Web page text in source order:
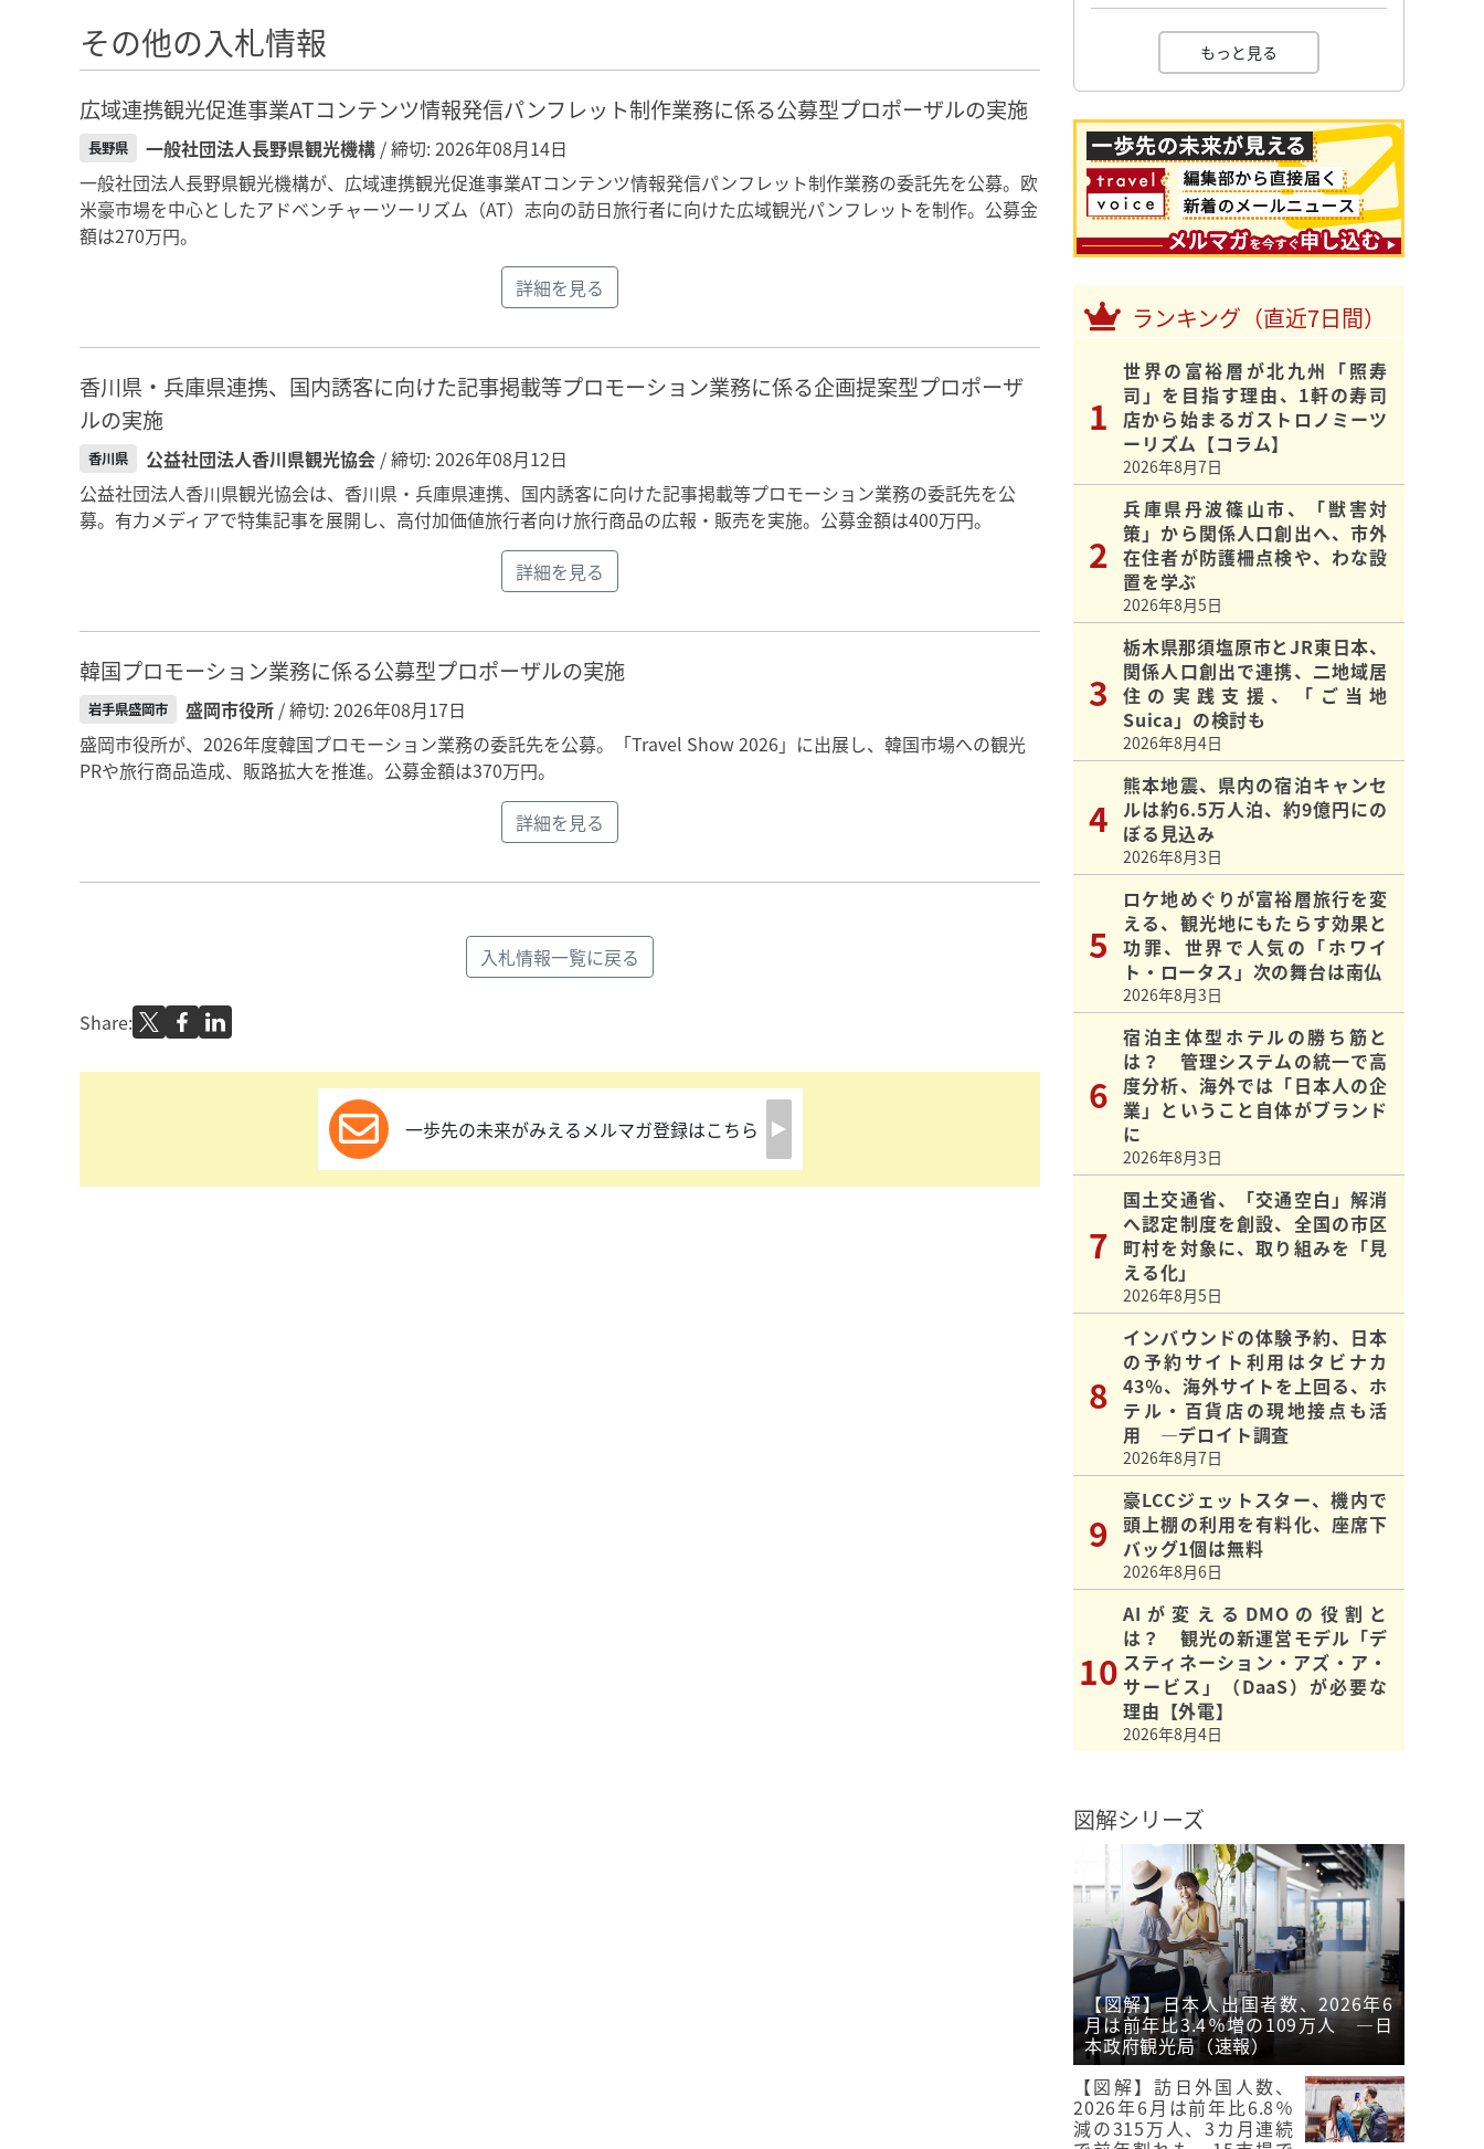
その他の入札情報
広域連携観光促進事業ATコンテンツ情報発信パンフレット制作業務に係る公募型プロポーザルの実施
長野県 一般社団法人長野県観光機構 / 締切: 2026年08月14日
一般社団法人長野県観光機構が、広域連携観光促進事業ATコンテンツ情報発信パンフレット制作業務の委託先を公募。欧
米豪市場を中心としたアドベンチャーツーリズム（AT）志向の訪日旅行者に向けた広域観光パンフレットを制作。公募金
額は270万円。
詳細を見る
香川県・兵庫県連携、国内誘客に向けた記事掲載等プロモーション業務に係る企画提案型プロポーザ
ルの実施
香川県 公益社団法人香川県観光協会 / 締切: 2026年08月12日
公益社団法人香川県観光協会は、香川県・兵庫県連携、国内誘客に向けた記事掲載等プロモーション業務の委託先を公
募。有力メディアで特集記事を展開し、高付加価値旅行者向け旅行商品の広報・販売を実施。公募金額は400万円。
詳細を見る
韓国プロモーション業務に係る公募型プロポーザルの実施
岩手県盛岡市 盛岡市役所 / 締切: 2026年08月17日
盛岡市役所が、2026年度韓国プロモーション業務の委託先を公募。「Travel Show 2026」に出展し、韓国市場への観光
PRや旅行商品造成、販路拡大を推進。公募金額は370万円。
詳細を見る
入札情報一覧に戻る
Share:
一歩先の未来がみえるメルマガ登録はこちら
もっと見る
ランキング（直近7日間）
世界の富裕層が北九州「照寿
司」を目指す理由、1軒の寿司
店から始まるガストロノミーツ
ーリズム【コラム】
2026年8月7日
兵庫県丹波篠山市、「獣害対
策」から関係人口創出へ、市外
在住者が防護柵点検や、わな設
置を学ぶ
2026年8月5日
栃木県那須塩原市とJR東日本、
関係人口創出で連携、二地域居
住の実践支援、「ご当地
Suica」の検討も
2026年8月4日
熊本地震、県内の宿泊キャンセ
ルは約6.5万人泊、約9億円にの
ぼる見込み
2026年8月3日
ロケ地めぐりが富裕層旅行を変
える、観光地にもたらす効果と
功罪、世界で人気の「ホワイ
ト・ロータス」次の舞台は南仏
2026年8月3日
宿泊主体型ホテルの勝ち筋と
は？ 管理システムの統一で高
度分析、海外では「日本人の企
業」ということ自体がブランド
に
2026年8月3日
国土交通省、「交通空白」解消
へ認定制度を創設、全国の市区
町村を対象に、取り組みを「見
える化」
2026年8月5日
インバウンドの体験予約、日本
の予約サイト利用はタビナカ
43％、海外サイトを上回る、ホ
テル・百貨店の現地接点も活
用 ―デロイト調査
2026年8月7日
豪LCCジェットスター、機内で
頭上棚の利用を有料化、座席下
バッグ1個は無料
2026年8月6日
AIが変えるDMOの役割と
は？ 観光の新運営モデル「デ
スティネーション・アズ・ア・
サービス」（DaaS）が必要な
理由【外電】
2026年8月4日
図解シリーズ
【図解】日本人出国者数、2026年6
月は前年比3.4％増の109万人 ―日
本政府観光局（速報）
【図解】訪日外国人数、
2026年6月は前年比6.8％
減の315万人、3カ月連続